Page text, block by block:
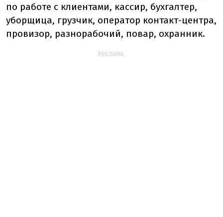
по работе с клиентами, кассир, бухгалтер,
уборщица, грузчик, оператор контакт-центра,
провизор, разнорабочий, повар, охранник.
РЕКЛАМА: